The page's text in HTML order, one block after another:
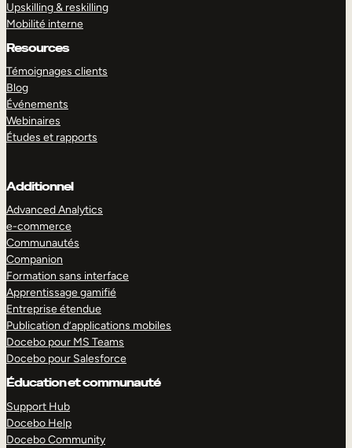
Upskilling & reskilling
Mobilité interne
Resources
Témoignages clients
Blog
Événements
Webinaires
Études et rapports
Additionnel
Advanced Analytics
e-commerce
Communautés
Companion
Formation sans interface
Apprentissage gamifié
Entreprise étendue
Publication d’applications mobiles
Docebo pour MS Teams
Docebo pour Salesforce
Éducation et communauté
Support Hub
Docebo Help
Docebo Community